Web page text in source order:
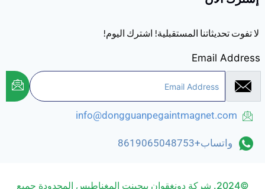
لا تفوت تحديثاتنا المستقبلية! اشترك اليوم!
Email Address
info@dongguanpegaintmagnet.com
واتساب+8619065048753
©2024. شركة دونغقوان بيجينت المغناطيس المحدودة جميع